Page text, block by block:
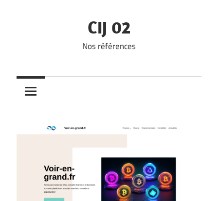
CIJ 02
Nos références